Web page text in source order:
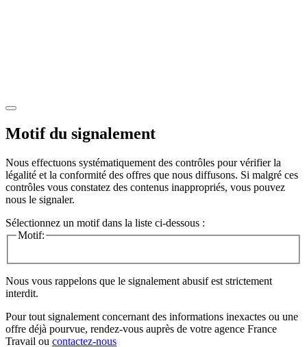
Motif du signalement
Nous effectuons systématiquement des contrôles pour vérifier la
légalité et la conformité des offres que nous diffusons. Si malgré ces
contrôles vous constatez des contenus inappropriés, vous pouvez
nous le signaler.
Sélectionnez un motif dans la liste ci-dessous :
Motif:
Nous vous rappelons que le signalement abusif est strictement
interdit.
Pour tout signalement concernant des informations inexactes ou une
offre déjà pourvue, rendez-vous auprès de votre agence France
Travail ou contactez-nous